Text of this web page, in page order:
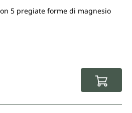
5 pregiate forme di magnesio